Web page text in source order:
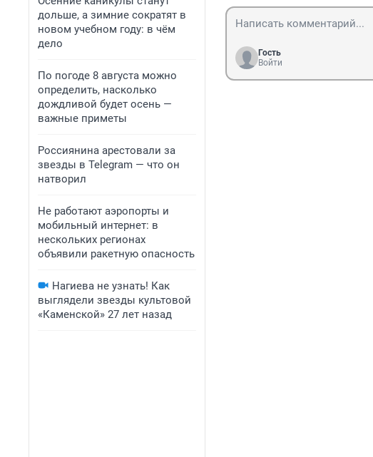
дольше, а зимние сократят в
новом учебном году: в чём
дело
По погоде 8 августа можно
определить, насколько
дождливой будет осень —
важные приметы
Россиянина арестовали за
звезды в Telegram — что он
натворил
Не работают аэропорты и
мобильный интернет: в
нескольких регионах
объявили ракетную опасность
Нагиева не узнать! Как
выглядели звезды культовой
«Каменской» 27 лет назад
Гость
Войти